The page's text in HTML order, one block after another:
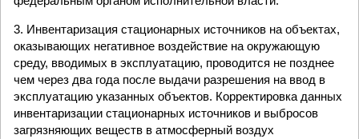
3. Инвентаризация стационарных источников на объектах,
оказывающих негативное воздействие на окружающую
среду, вводимых в эксплуатацию, проводится не позднее
чем через два года после выдачи разрешения на ввод в
эксплуатацию указанных объектов. Корректировка данных
инвентаризации стационарных источников и выбросов
загрязняющих веществ в атмосферный воздух